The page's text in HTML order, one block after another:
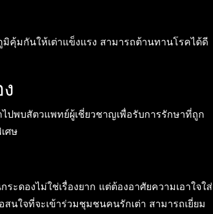
คุ้มกันให้เต่าแข็งแรง สามารถต้านทานโรคได้ดี
ปพบสัตวแพทย์ผู้เชี่ยวชาญเพื่อรับการรักษาที่ถูก
ศษ
ะดองไม่ใช่เรื่องยาก แต่ต้องอาศัยความเอาใจใส่
ใจที่จะเข้าร่วมชุมชนคนรักเต่า สามารถเยี่ยม